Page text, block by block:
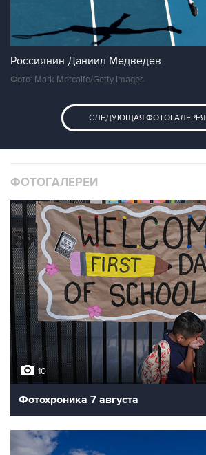
Россиянин Даниил Медведев
Фото: Mark Metcalfe/Getty Images
СЛЕДУЮЩАЯ ФОТОГАЛЕРЕЯ
ФОТОГАЛЕРЕИ
10
Фотохроника 7 августа